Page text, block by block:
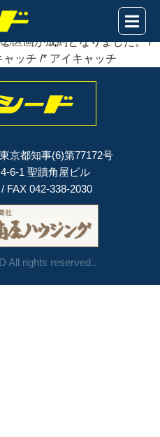
月15日
区画が
となりました。
区画が成約となりました。 /*
ッチ /* アイキャッチ
京都知事(6)第77172号
6-1 聖蹟角屋ビル
FAX 042-338-2030
All rights reserved..